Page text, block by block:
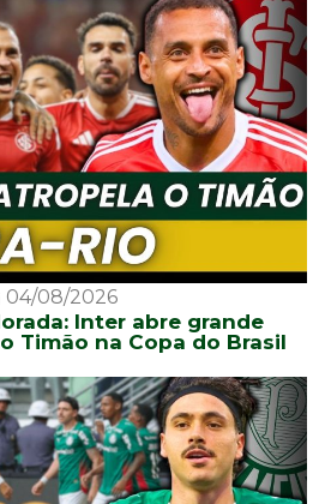
04/08/2026
Inter abre grande
Timão na Copa do Brasil